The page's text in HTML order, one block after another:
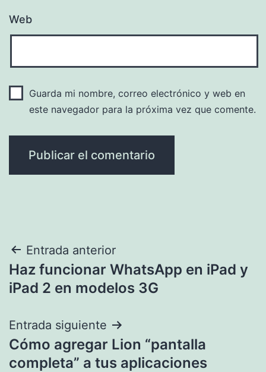
Web
Guarda mi nombre, correo electrónico y web en
este navegador para la próxima vez que comente.
Navegación
de
Entrada anterior
Haz funcionar WhatsApp en iPad y
iPad 2 en modelos 3G
Entrada siguiente
Cómo agregar Lion “pantalla
completa” a tus aplicaciones